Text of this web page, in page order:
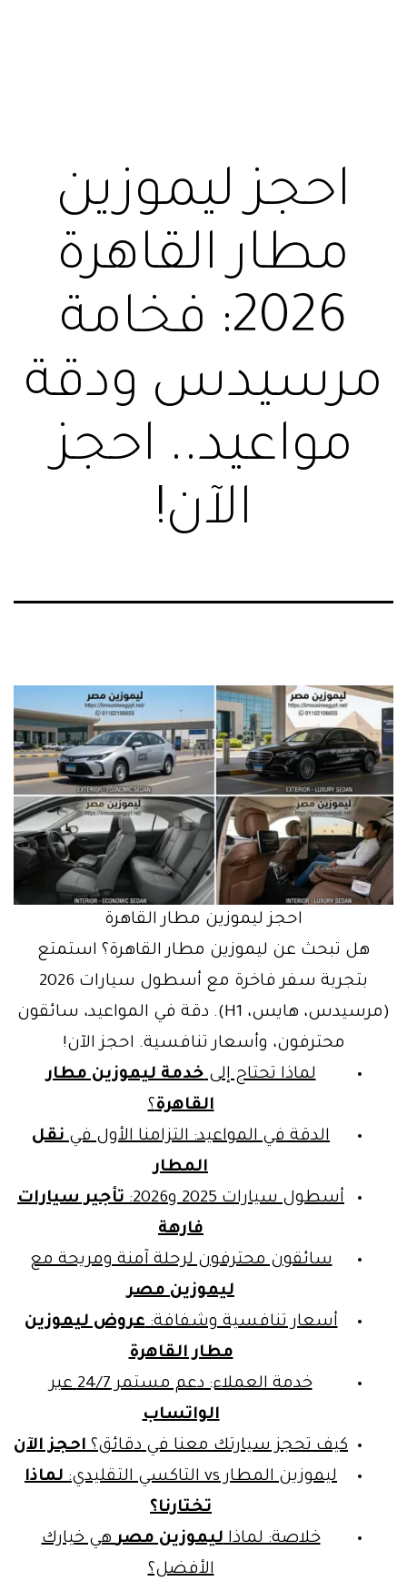
احجز ليموزين
مطار القاهرة
2026: فخامة
مرسيدس ودقة
مواعيد.. احجز
الآن!
احجز ليموزين مطار القاهرة
هل تبحث عن ليموزين مطار القاهرة؟ استمتع
بتجربة سفر فاخرة مع أسطول سيارات 2026
(مرسيدس، هايس، H1). دقة في المواعيد، سائقون
محترفون، وأسعار تنافسية. احجز الآن!
لماذا تحتاج إلىخدمة ليموزين مطار
القاهرة؟
الدقة في المواعيد: التزامنا الأول فينقل
المطار
أسطول سيارات 2025 و2026:
تأجير سيارات
فارهة
سائقون محترفون لرحلة آمنة ومريحة مع
ليموزين مصر
أسعار تنافسية وشفافة:عروض ليموزين
مطار القاهرة
خدمة العملاء: دعم مستمر 24/7 عبر
الواتساب
كيف تحجز سيارتك معنا في دقائق؟احجز الآن
ليموزين المطار vs التاكسي التقليدي:
لماذا
تختارنا؟
خلاصة: لماذاليموزين مصرهي خيارك
الأفضل؟